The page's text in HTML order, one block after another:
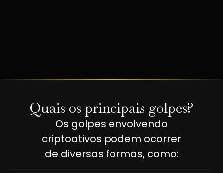
Quais os principais golpes?
Os golpes envolvendo
criptoativos podem ocorrer
de diversas formas, como: